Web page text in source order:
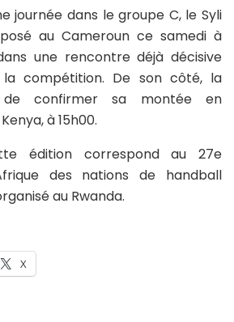
journée dans le groupe C, le Syli
au Cameroun ce samedi à
une rencontre déjà décisive
compétition. De son côté, la
de confirmer sa montée en
à 15h00.
édition correspond au 27e
des nations de handball
au Rwanda.
X